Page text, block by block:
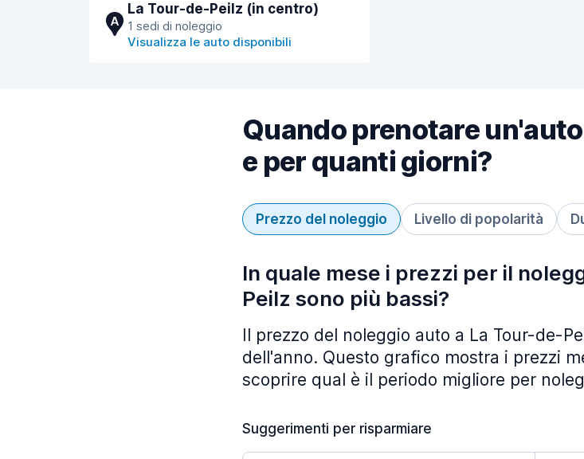
A
La Tour-de-Peilz (in centro)
1 sedi di noleggio
Visualizza le auto disponibili
Quando prenotare
e per quanti giorni?
Prezzo del noleggio Livello di popolarità
In quale mese i prezzi per il
Peilz sono più bassi?
Il prezzo del noleggio auto a La Tour-de-
dell'anno. Questo grafico mostra i prezzi
scoprire qual è il periodo migliore per
Suggerimenti per risparmiare